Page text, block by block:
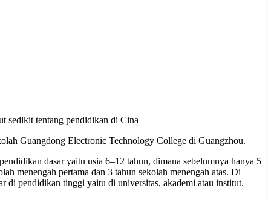
sedikit tentang pendidikan di Cina
Guangdong Electronic Technology College di Guangzhou.
dasar yaitu usia 6–12 tahun, dimana sebelumnya hanya 5
menengah pertama dan 3 tahun sekolah menengah atas. Di
di pendidikan tinggi yaitu di universitas, akademi atau institut.